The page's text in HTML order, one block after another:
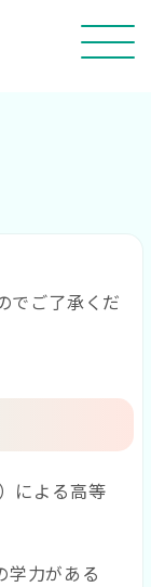
でご了承くだ
による高等
学力がある